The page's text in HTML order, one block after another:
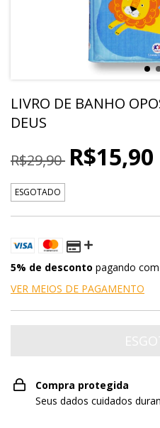
LIVRO DE BANHO
DEUS
R$29,90 R$15,90
ESGOTADO
5% de desconto pagando
VER MEIOS DE PAGAMENTO
Compra protegida
Seus dados cuidados